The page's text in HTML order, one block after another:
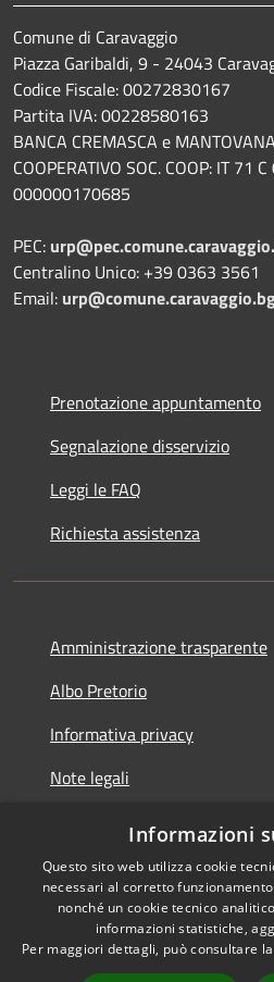
Comune di Caravaggio
Piazza Garibaldi, 9 - 24043
Codice Fiscale: 00272830167
Partita IVA: 00228580163
BANCA CREMASCA e
COOPERATIVO SOC. COOP: IT 71
000000170685
PEC:
Centralino Unico: +39 0363 3561
Email:
Prenotazione appuntamento
Segnalazione disservizio
Leggi le FAQ
Richiesta assistenza
Amministrazione trasparente
Albo Pretorio
Informativa privacy
Note legali
Dichiarazione di accessibilità
Accessibilità
Informazioni
Questo sito web utilizza cookie
necessari al corretto
nonché un cookie tecnico
informazioni statistiche,
Per maggiori dettagli, può consultare